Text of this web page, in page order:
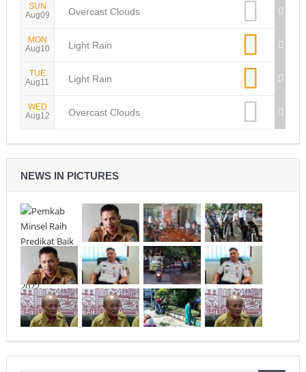
SUN
Aug09
Overcast Clouds
MON
Aug10
Light Rain
TUE
Aug11
Light Rain
WED
Aug12
Overcast Clouds
NEWS IN PICTURES